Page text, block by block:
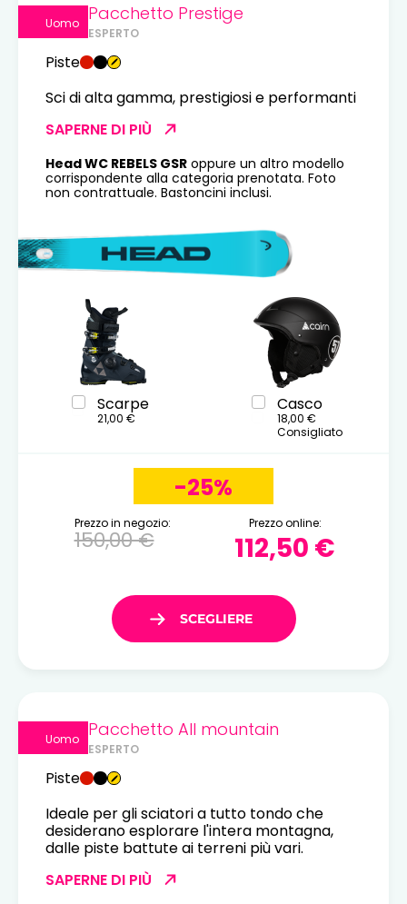
Uomo Pacchetto Prestige
ESPERTO
Piste
Sci di alta gamma, prestigiosi e performanti
SAPERNE DI PIÙ
Head WC REBELS GSR oppure un altro modello
corrispondente alla categoria prenotata. Foto
non contrattuale. Bastoncini inclusi.
Scarpe
21,00 €
Casco
18,00 €
Consigliato
-25%
Prezzo in negozio:
150,00 €
Prezzo online:
112,50 €
Uomo Pacchetto All mountain
ESPERTO
Piste
Ideale per gli sciatori a tutto tondo che
desiderano esplorare l'intera montagna,
dalle piste battute ai terreni più vari.
SAPERNE DI PIÙ